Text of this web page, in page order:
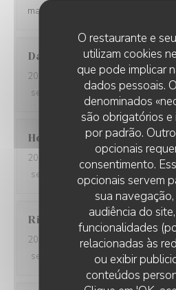
O restaurante e
utilizam cookies
que pode implicar
dados pessoais.
denominados
são obrigatórios e
por padrão.
opcionais
consentimento.
opcionais servem
sua
audiência do
funcionalidades
relacionadas às
ou exibir
conteúdos
making a wine paring for each
David
2026-05-28- 19:15 - guests 7
service
ambience: 5/5 menu :
Ho Fung
2026-05-24
- 19:30 - guests 2
service
ambience
Riccardo L
2026-05-25
- 21:45 - guests 2
service
ambience:4/5 menu: